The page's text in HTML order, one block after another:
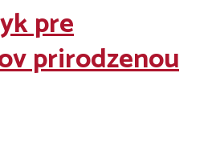
pre
prirodzenou